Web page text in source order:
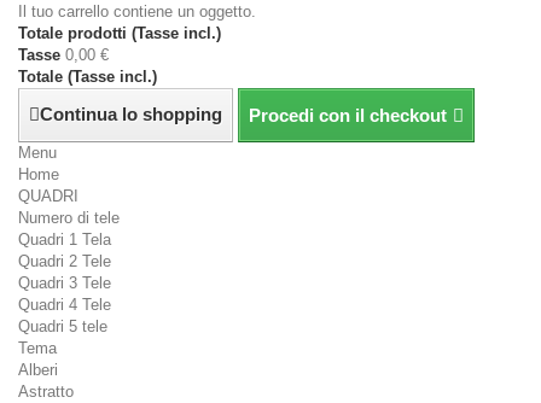
Il tuo carrello contiene un oggetto.
Totale prodotti (Tasse incl.)
Tasse 0,00 €
Totale (Tasse incl.)
Continua lo shopping Procedi con il checkout
Menu
Home
QUADRI
Numero di tele
Quadri 1 Tela
Quadri 2 Tele
Quadri 3 Tele
Quadri 4 Tele
Quadri 5 tele
Tema
Alberi
Astratto